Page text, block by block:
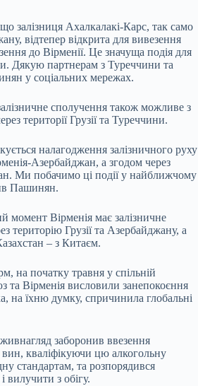
залізниця Ахалкалакі-Карс, так само
відтепер відкрита для вивезення
до Вірменії. Це значуща подія для
Дякую партнерам з Туреччини та
у соціальних мережах.
сполучення також можливе з
території Грузії та Туреччини.
налагодження залізничного руху
Азербайджан, а згодом через
Ми побачимо ці події у найближчому
Пашинян.
момент Вірменія має залізничне
територію Грузії та Азербайджану, а
– з Китаєм.
на початку травня у спільній
та Вірменія висловили занепокоєння
на їхню думку, спричинила глобальні
заборонив ввезення
вин, кваліфікуючи цю алкогольну
стандартам, та розпорядився
вилучити з обігу.